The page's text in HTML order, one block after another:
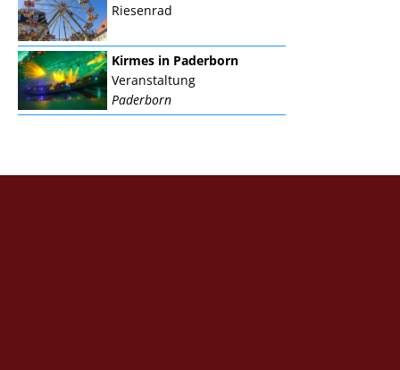
Riesenrad
Kirmes in Paderborn
Veranstaltung
Paderborn